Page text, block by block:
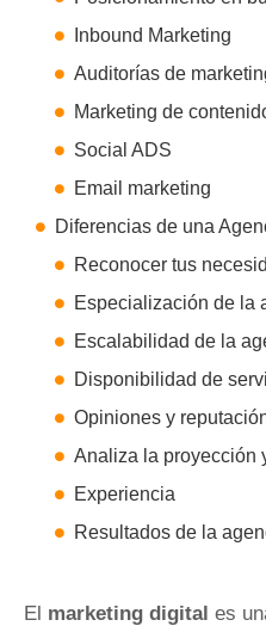
Inbound Marketing
Auditorías de
Marketing de
Social ADS
Email marketing
Reconocer tus
Especialización de la
Escalabilidad de la
Disponibilidad de
Opiniones y
Analiza la proyección
Experiencia
Resultados de la
El marketing digital es